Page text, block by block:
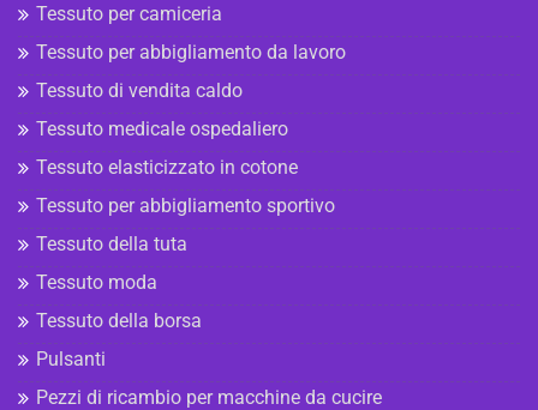
Tessuto per camiceria
Tessuto per abbigliamento da lavoro
Tessuto di vendita caldo
Tessuto medicale ospedaliero
Tessuto elasticizzato in cotone
Tessuto per abbigliamento sportivo
Tessuto della tuta
Tessuto moda
Tessuto della borsa
Pulsanti
Pezzi di ricambio per macchine da cucire